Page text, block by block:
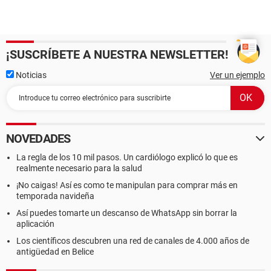
¡SUSCRÍBETE A NUESTRA NEWSLETTER!
Noticias Ver un ejemplo
NOVEDADES
La regla de los 10 mil pasos. Un cardiólogo explicó lo que es
realmente necesario para la salud
¡No caigas! Así es como te manipulan para comprar más en
temporada navideña
Así puedes tomarte un descanso de WhatsApp sin borrar la
aplicación
Los científicos descubren una red de canales de 4.000 años de
antigüedad en Belice